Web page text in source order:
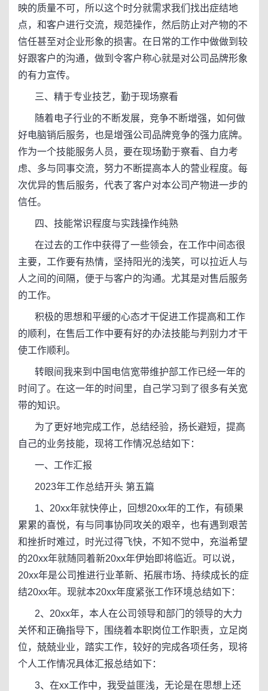
映的质量不可，所以这个时分就需求我们找出症结地
点，和客户进行交流，规范操作，然后防止对产物的不
信任甚至对企业形象的损害。在日常的工作中做做到较
好跟客户的沟通，做到令客户称心就是对公司品牌形象
的有力宣传。
三、精于专业技艺，勤于现场察看
随着电子行业的不断发展，竞争不断增强，如何做
好电脑销后服务，也是增强公司品牌竞争的强力底牌。
作为一个技能服务人员，要在现场勤于察看、自力考
虑、多与同事交流，努力不断提高本人的营业程度。每
次优异的售后服务，代表了客户对本公司产物进一步的
信任。
四、技能常识程度与实践操作纯熟
在过去的工作中获得了一些领会，在工作中间态很
主要，工作要有热情，坚持阳光的浅笑，可以拉近人与
人之间的间隔，便于与客户的沟通。尤其是对售后服务
的工作。
积极的思想和平缓的心态才干促进工作提高和工作
的顺利，在售后工作中要有好的办法技能与判别力才干
使工作顺利。
转眼间我来到中国电信宽带维护部工作已经一年的
时间了。在这一年的时间里，自己学习到了很多有关宽
带的知识。
为了更好地完成工作，总结经验，扬长避短，提高
自己的业务技能，现将工作情况总结如下：
一、工作汇报
2023年工作总结开头 第五篇
1、20xx年就快停止，回想20xx年的工作，有硕果
累累的喜悦，有与同事协同攻关的艰辛，也有遇到艰苦
和挫折时难过，时光过得飞快，不知不觉中，充溢希望
的20xx年就随同着新20xx年伊始即将临近。可以说，
20xx年是公司推进行业革新、拓展市场、持续成长的症
结20xx年。现就本20xx年度紧张工作环境总结如下：
2、20xx年，本人在公司领导和部门的领导的大力
关怀和正确指导下，围绕着本职岗位工作职责，立足岗
位，兢兢业业，踏实工作，较好的完成各项任务，现将
个人工作情况具体汇报总结如下：
3、在xx工作中，我受益匪浅，无论是在思想上还